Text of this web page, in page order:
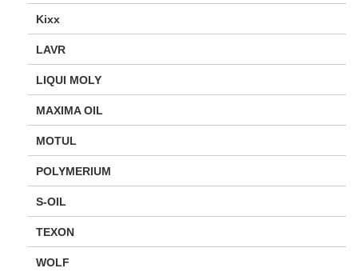
Kixx
LAVR
LIQUI MOLY
MAXIMA OIL
MOTUL
POLYMERIUM
S-OIL
TEXON
WOLF